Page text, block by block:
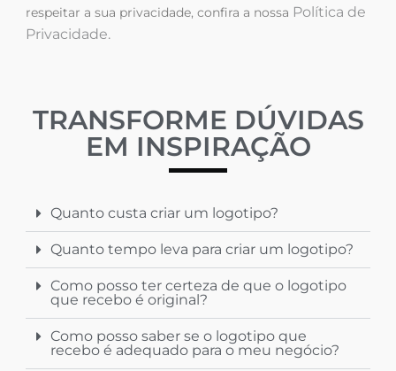
respeitar a sua privacidade, confira a nossa Política de
Privacidade.
TRANSFORME DÚVIDAS
EM INSPIRAÇÃO
Quanto custa criar um logotipo?
Quanto tempo leva para criar um logotipo?
Como posso ter certeza de que o logotipo
que recebo é original?
Como posso saber se o logotipo que
recebo é adequado para o meu negócio?